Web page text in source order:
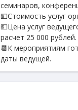
семинаров,
💵Стоимость услуг
💵Цена услуг
расчет 25 000
📆К мероприятиям
даты ведущей.